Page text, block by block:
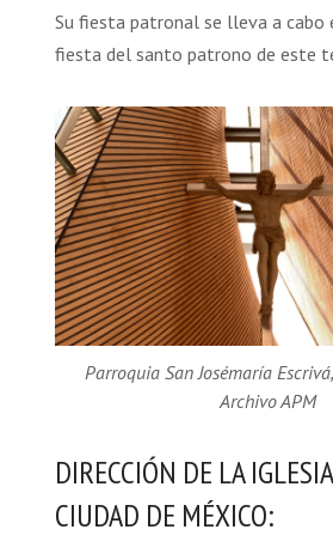
Su fiesta patronal se lleva a cabo
fiesta del santo patrono de este
Parroquia San Josémaría
Archivo APM
DIRECCIÓN DE LA
CIUDAD DE MÉXICO: